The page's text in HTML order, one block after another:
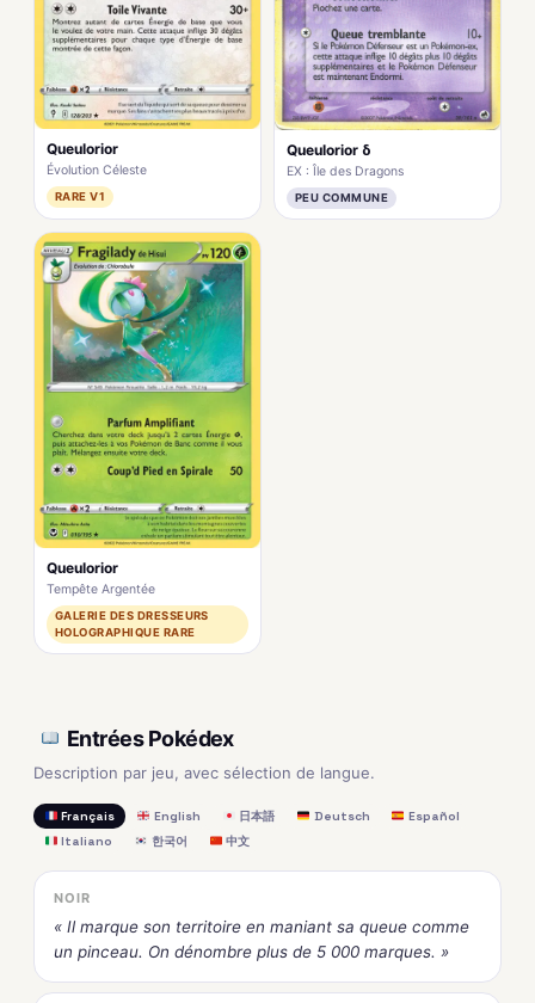
Queulorior
Évolution Céleste
RARE V1
Queulorior δ
EX : Île des Dragons
PEU COMMUNE
Queulorior
Tempête Argentée
GALERIE DES DRESSEURS
HOLOGRAPHIQUE RARE
Entrées Pokédex
Description par jeu, avec sélection de langue.
Français English 日本語 Deutsch
Español
Italiano
한국어 中文
NOIR
« Il marque son territoire en maniant sa queue comme
un pinceau. On dénombre plus de 5 000 marques. »